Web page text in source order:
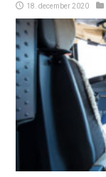
18. december 2020